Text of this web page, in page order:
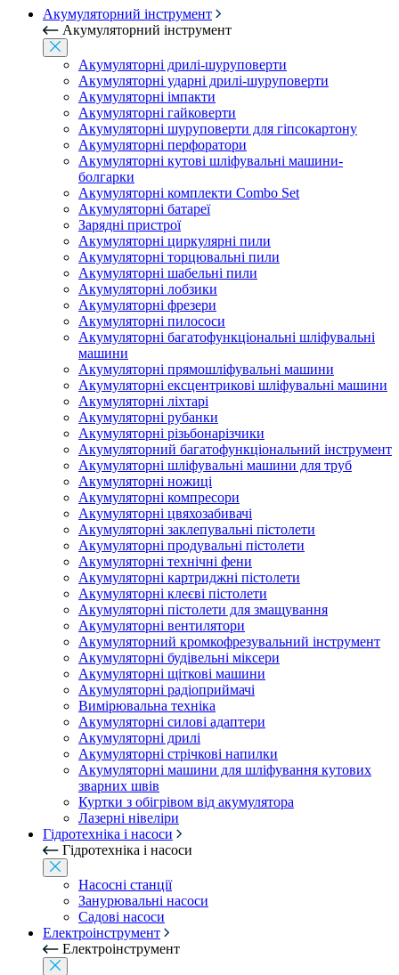
Акумуляторний інструмент
Акумуляторний інструмент
Акумуляторні дрилі-шуруповерти
Акумуляторні ударні дрилі-шуруповерти
Акумуляторні імпакти
Акумуляторні гайковерти
Акумуляторні шуруповерти для гіпсокартону
Акумуляторні перфоратори
Акумуляторні кутові шліфувальні машини-
болгарки
Акумуляторні комплекти Combo Set
Акумуляторні батареї
Зарядні пристрої
Акумуляторні циркулярні пили
Акумуляторні торцювальні пили
Акумуляторні шабельні пили
Акумуляторні лобзики
Акумуляторні фрезери
Акумуляторні пилососи
Акумуляторні багатофункціональні шліфувальні
машини
Акумуляторні прямошліфувальні машини
Акумуляторні ексцентрикові шліфувальні машини
Акумуляторні ліхтарі
Акумуляторні рубанки
Акумуляторні різьбонарізчики
Акумуляторний багатофункціональний інструмент
Акумуляторні шліфувальні машини для труб
Акумуляторні ножиці
Акумуляторні компресори
Акумуляторні цвяхозабивачі
Акумуляторні заклепувальні пістолети
Акумуляторні продувальні пістолети
Акумуляторні технічні фени
Акумуляторні картриджні пістолети
Акумуляторні клеєві пістолети
Акумуляторні пістолети для змащування
Акумуляторні вентилятори
Акумуляторний кромкофрезувальний інструмент
Акумуляторні будівельні міксери
Акумуляторні щіткові машини
Акумуляторні радіоприймачі
Вимірювальна техніка
Акумуляторні силові адаптери
Акумуляторні дрилі
Акумуляторні стрічкові напилки
Акумуляторні машини для шліфування кутових
зварних швів
Куртки з обігрівом від акумулятора
Лазерні нівеліри
Гідротехніка і насоси
Гідротехніка і насоси
Насосні станції
Занурювальні насоси
Садові насоси
Електроінструмент
Електроінструмент